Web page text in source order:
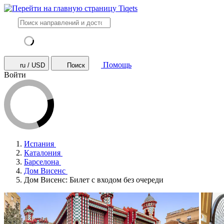
ru / USD Поиск
Помощь
Войти
Испания
Каталония
Барселона
Дом Висенс
Дом Висенс: Билет с входом без очереди